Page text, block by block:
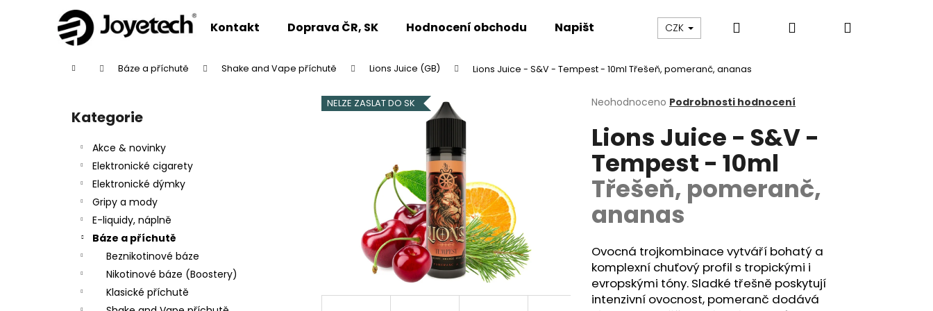
Kontakt Doprava ČR, SK Hodnocení obchodu Napište nám Sledování zásilek Obchodní podmínky
CZK Hledat PřihlášeníNákupní
Domů Báze a příchutě Shake and Vape příchutě Lions Juice (GB) Lions Juice - S&V - Tempest - 10ml Třešeň, pomeranč, ananas
Přeskočit
kategorie
Kategorie
Akce & novinky
Elektronické cigarety
Elektronické dýmky
Gripy a mody
E-liquidy, náplně
Báze a příchutě
Beznikotinové báze
Nikotinové báze (Boostery)
Klasické příchutě
Průměrné
produktu
je
0,0
5
hvězdiček.
Neohodnoceno Podrobnosti hodnocení
Lions Juice - S&V -
Tempest - 10ml
Třešeň, pomeranč,
ananas
Ovocná trojkombinace vytváří bohatý a
komplexní chuťový profil s tropickými i
evropskými tóny. Sladké třešně poskytují
intenzivní ovocnost, pomeranč dodává
NELZE ZASLAT DO SK
Zpět
Zpět
Co potřebujete najít?
Doporučujeme
Následující